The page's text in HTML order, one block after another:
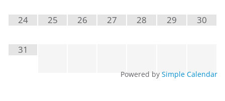
24 25 26 27 28 29 30
31
Powered by Simple Calendar